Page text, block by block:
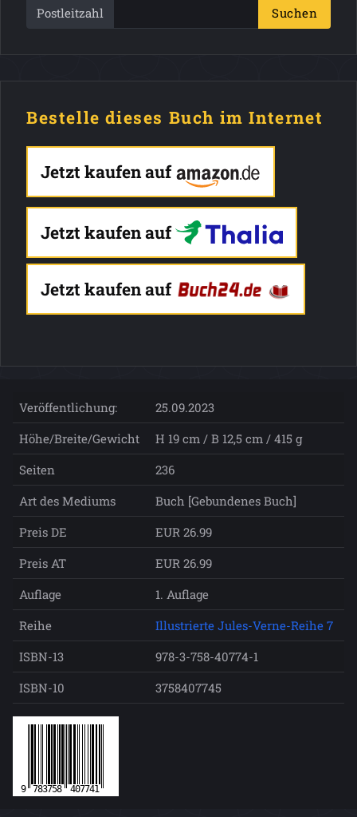
Postleitzahl Suchen
Bestelle dieses Buch im Internet
Jetzt kaufen auf
Jetzt kaufen auf
Jetzt kaufen auf
Veröffentlichung:
25.09.2023
Höhe/Breite/Gewicht
H 19 cm / B 12,5 cm / 415 g
Seiten
236
Art des Mediums
Buch [Gebundenes Buch]
Preis DE
EUR 26.99
Preis AT
EUR 26.99
Auflage
1. Auflage
Reihe
Illustrierte Jules-Verne-Reihe 7
ISBN-13
978-3-758-40774-1
ISBN-10
3758407745